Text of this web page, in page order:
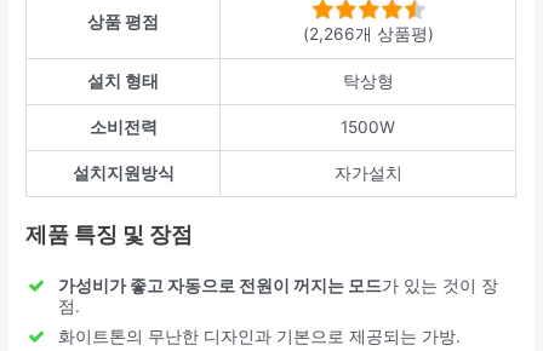
상품 평점
(2,266개 상품평)
설치 형태 탁상형
소비전력 1500W
설치지원방식 자가설치
제품 특징 및 장점
가성비가 좋고 자동으로 전원이 꺼지는 모드가 있는 것이 장
점.
화이트톤의 무난한 디자인과 기본으로 제공되는 가방.